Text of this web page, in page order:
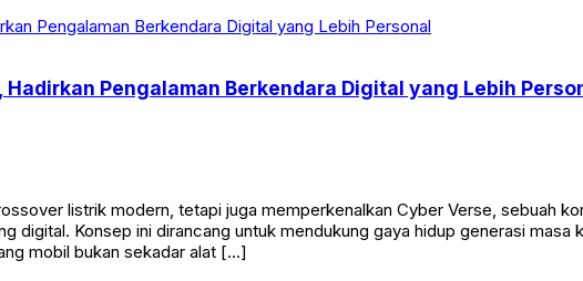
Hadirkan Pengalaman Berkendara Digital yang Lebih
listrik modern, tetapi juga memperkenalkan Cyber Verse, sebuah
digital. Konsep ini dirancang untuk mendukung gaya hidup generasi
mobil bukan sekadar alat […]